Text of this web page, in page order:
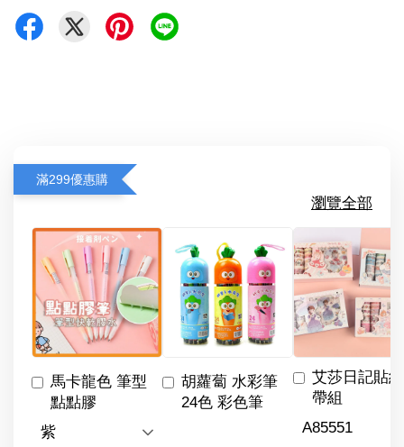
滿299優惠購
瀏覽全部
馬卡龍色 筆型
點點膠
胡蘿蔔 水彩筆
24色 彩色筆
艾莎日記貼
帶組